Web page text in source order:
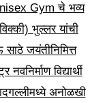
Gym चे भव्य
भुल्लर यांची
साठे जयंतीनिमित्त
नवनिर्माण विद्यार्थी
गल्लीमध्ये अनोळखी